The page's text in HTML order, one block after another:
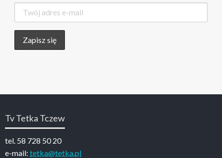
Tv Tetka Tczew
tel. 58 728 50 20
e-mail: tetka@tetka.pl